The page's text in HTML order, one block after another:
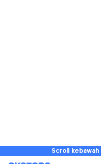
Scroll